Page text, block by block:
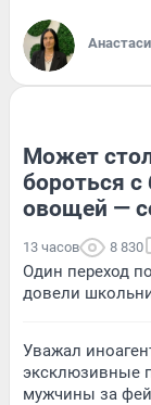
Может
бороться
овощей —
13 часов 8 830
Один переход
довели
Уважал
эксклюзивные
мужчины за